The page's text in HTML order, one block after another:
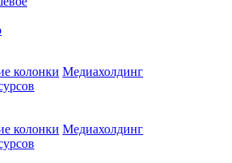
колонки Медиахолдинг
колонки Медиахолдинг